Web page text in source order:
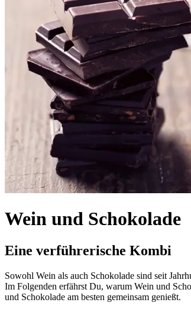
Wein und Schokolade
Eine verführerische Kombi
Sowohl Wein als auch Schokolade sind seit
Im Folgenden erfährst Du, warum Wein und
und Schokolade am besten gemeinsam genießt.